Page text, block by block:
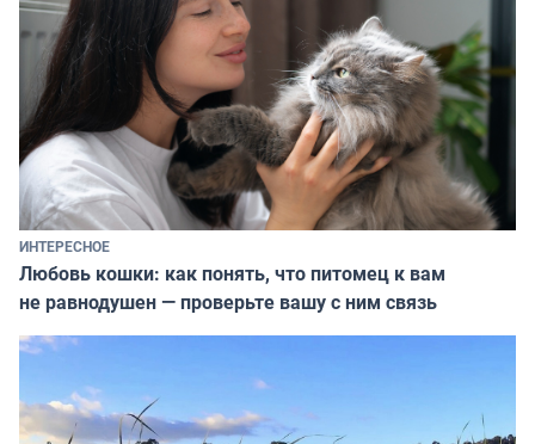
ИНТЕРЕСНОЕ
Любовь кошки: как понять, что питомец к вам
не равнодушен — проверьте вашу с ним связь